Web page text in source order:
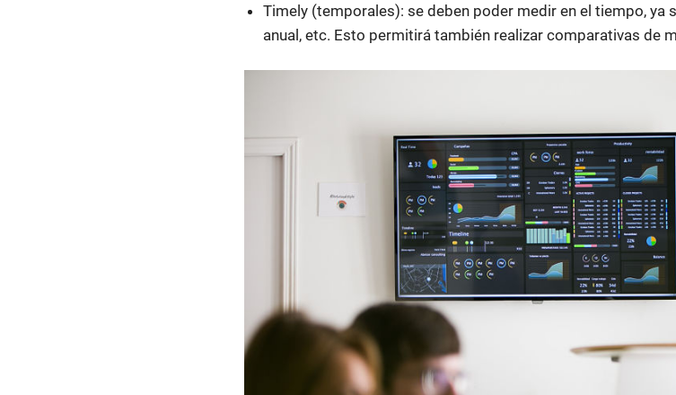
Timely (temporales): se deben poder medir en el tiempo, ya
anual, etc. Esto permitirá también realizar comparativas de